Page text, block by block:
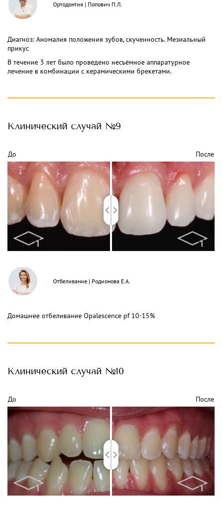
Ортодонтия | Попович П.Л.
Диагноз: Аномалия положения зубов, скученность. Мезиальный
прикус
В течение 3 лет было проведено несъёмное аппаратурное
лечение в комбинации с керамическими брекетами.
Клинический случай №9
До После
Отбеливание| Родионова Е.А.
Домашнее отбеливание Opalescence pf 10-15%
Клинический случай №10
До После